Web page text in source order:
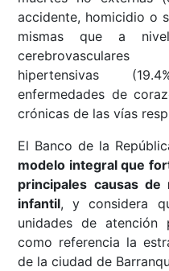
accidente, homicidio o
mismas que a nivel
cerebrovasculares
hipertensivas
enfermedades de
crónicas de las vías
El Banco de la
modelo integral que
principales causas
infantil, y considera
unidades de
como referencia la
de la ciudad de